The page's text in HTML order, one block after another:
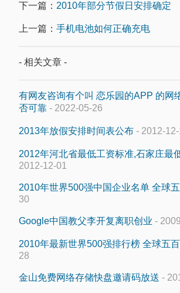
下一篇： 2010年部分节假日安排确定
上一篇： 手机电池如何正确充电
- 相关文章 -
有网友咨询有个叫 恋乐园的APP 的网
否可靠 - 2022-05-26
2013年放假安排时间表公布 - 2012-
2012年河北省最低工资标准,石家庄最
2012-12-01
2010年世界500强中国企业名单 全球
30
Google中国教父李开复离职创业 -
2010年最新世界500强排行榜 全球五
28
金山免费网络存储快盘邀请码放送 -